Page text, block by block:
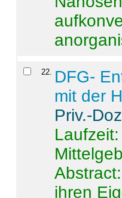
22
DFG-
mit der
Priv.-
Abstract:
ihren